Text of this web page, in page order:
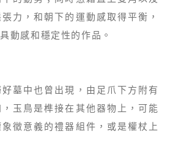
力，和朝下的運動感取得平衡，
動感和穩定性的作品。
墓中也曾出現，由足爪下方附有
玉鳥是榫接在其他器物上，可能
徵意義的禮器組件，或是權杖上